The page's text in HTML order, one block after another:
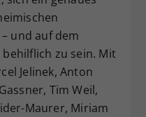
und auf dem
zu sein. Mit
Jelinek, Anton
Tim Weil,
Maurer, Miriam